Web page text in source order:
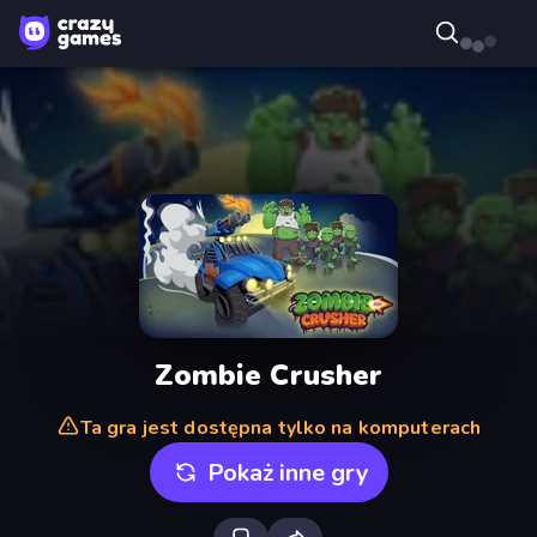
Zombie Crusher
Ta gra jest dostępna tylko na komputerach
Pokaż inne gry